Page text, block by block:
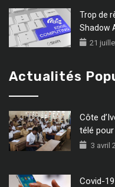
Trop de
Shadow
21
Actualités
Côte
télé
3 avril
Covid-